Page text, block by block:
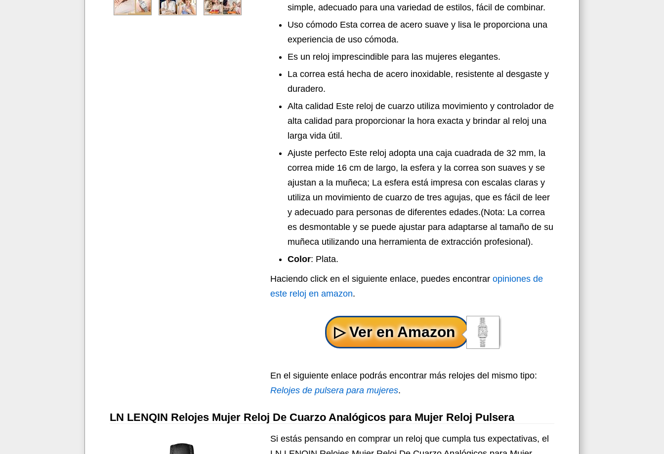
simple, adecuado para una variedad de estilos, fácil de combinar.
Uso cómodo Esta correa de acero suave y lisa le proporciona una
experiencia de uso cómoda.
Es un reloj imprescindible para las mujeres elegantes.
La correa está hecha de acero inoxidable, resistente al desgaste y
duradero.
Alta calidad Este reloj de cuarzo utiliza movimiento y controlador de
alta calidad para proporcionar la hora exacta y brindar al reloj una
larga vida útil.
Ajuste perfecto Este reloj adopta una caja cuadrada de 32 mm, la
correa mide 16 cm de largo, la esfera y la correa son suaves y se
ajustan a la muñeca; La esfera está impresa con escalas claras y
utiliza un movimiento de cuarzo de tres agujas, que es fácil de leer
y adecuado para personas de diferentes edades.(Nota: La correa
es desmontable y se puede ajustar para adaptarse al tamaño de su
muñeca utilizando una herramienta de extracción profesional).
Color: Plata.
Haciendo click en el siguiente enlace, puedes encontrar opiniones de
este reloj en amazon.
En el siguiente enlace podrás encontrar más relojes del mismo tipo:
Relojes de pulsera para mujeres.
LN LENQIN Relojes Mujer Reloj De Cuarzo Analógicos para Mujer Reloj Pulsera
Si estás pensando en comprar un reloj que cumpla tus expectativas, el